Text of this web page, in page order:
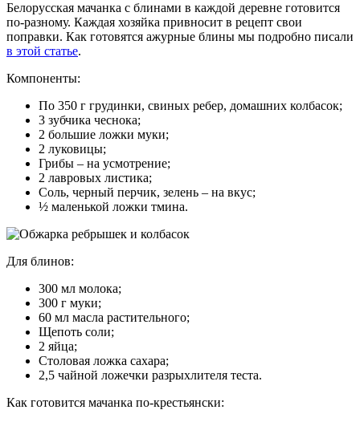
Белорусская мачанка с блинами в каждой деревне готовится
по-разному. Каждая хозяйка привносит в рецепт свои
поправки. Как готовятся ажурные блины мы подробно писали
в этой статье.
Компоненты:
По 350 г грудинки, свиных ребер, домашних колбасок;
3 зубчика чеснока;
2 большие ложки муки;
2 луковицы;
Грибы – на усмотрение;
2 лавровых листика;
Соль, черный перчик, зелень – на вкус;
½ маленькой ложки тмина.
Для блинов:
300 мл молока;
300 г муки;
60 мл масла растительного;
Щепоть соли;
2 яйца;
Столовая ложка сахара;
2,5 чайной ложечки разрыхлителя теста.
Как готовится мачанка по-крестьянски: